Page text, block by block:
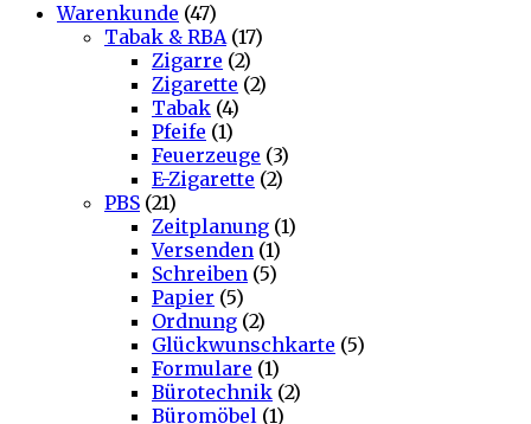
Warenkunde (47)
Tabak & RBA(17)
Zigarre (2)
Zigarette (2)
Tabak (4)
Pfeife (1)
Feuerzeuge (3)
E-Zigarette (2)
PBS (21)
Zeitplanung (1)
Versenden (1)
Schreiben (5)
Papier (5)
Ordnung (2)
Glückwunschkarte (5)
Formulare (1)
Bürotechnik (2)
Büromöbel (1)